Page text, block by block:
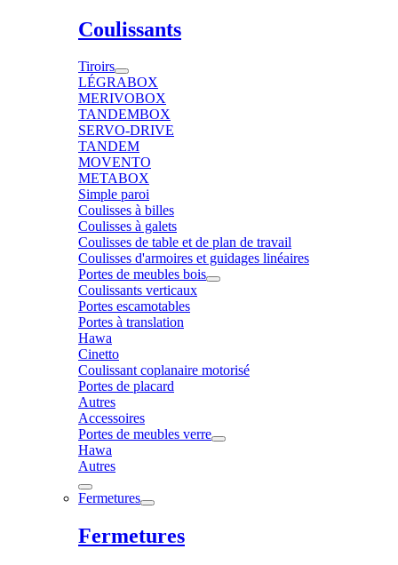
Coulissants
Tiroirs
LÉGRABOX
MERIVOBOX
TANDEMBOX
SERVO-DRIVE
TANDEM
MOVENTO
METABOX
Simple paroi
Coulisses à billes
Coulisses à galets
Coulisses de table et de plan de travail
Coulisses d'armoires et guidages linéaires
Portes de meubles bois
Coulissants verticaux
Portes escamotables
Portes à translation
Hawa
Cinetto
Coulissant coplanaire motorisé
Portes de placard
Autres
Accessoires
Portes de meubles verre
Hawa
Autres
Fermetures
Fermetures